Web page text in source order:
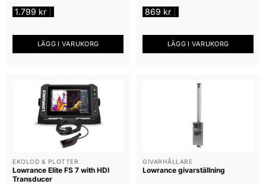
1.799 kr
LÄGG I VARUKORG
869 kr
LÄGG I VARUKORG
EKOLOD & PLOTTER
Lowrance Elite FS 7 with HDI
Transducer
GIVARHÅLLARE
Lowrance givarställning